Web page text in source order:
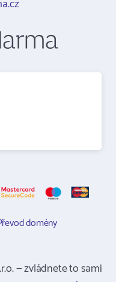
domény
— zvládnete to sami